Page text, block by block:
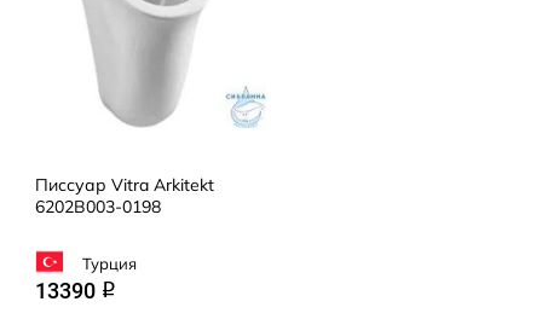
Писсуар Vitra Arkitekt
6202B003-0198
Турция
13390 q